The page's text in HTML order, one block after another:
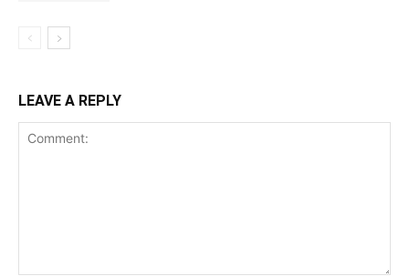
LEAVE A REPLY